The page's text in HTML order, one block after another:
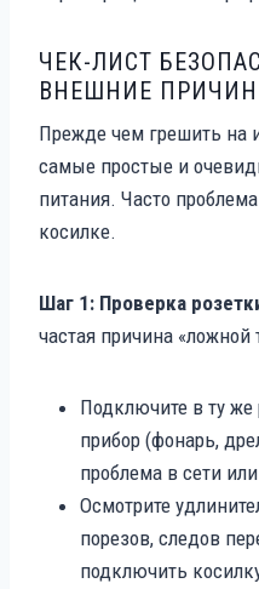
ЧЕК-ЛИСТ
ВНЕШНИЕ
Прежде чем грешить на
самые простые и
питания. Часто
косилке.
Шаг 1: Проверка
частая причина «ложной
Подключите в ту же
прибор (фонарь,
проблема в сети
Осмотрите
порезов, следов
подключить